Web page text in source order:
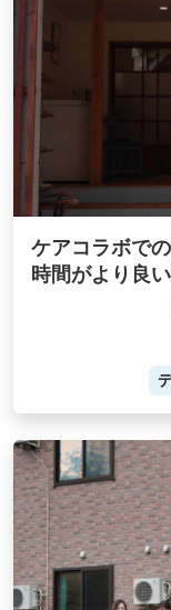
ケアコラボで
時間がより良